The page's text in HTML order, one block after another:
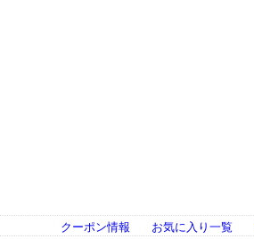
クーポン情報
お気に入り一覧